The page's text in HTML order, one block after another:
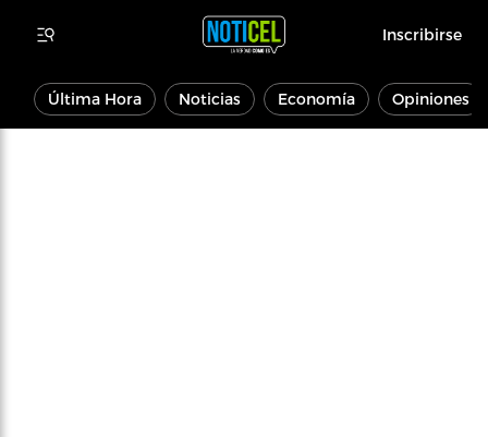
Inscribirse
Última Hora Noticias Economía Opiniones